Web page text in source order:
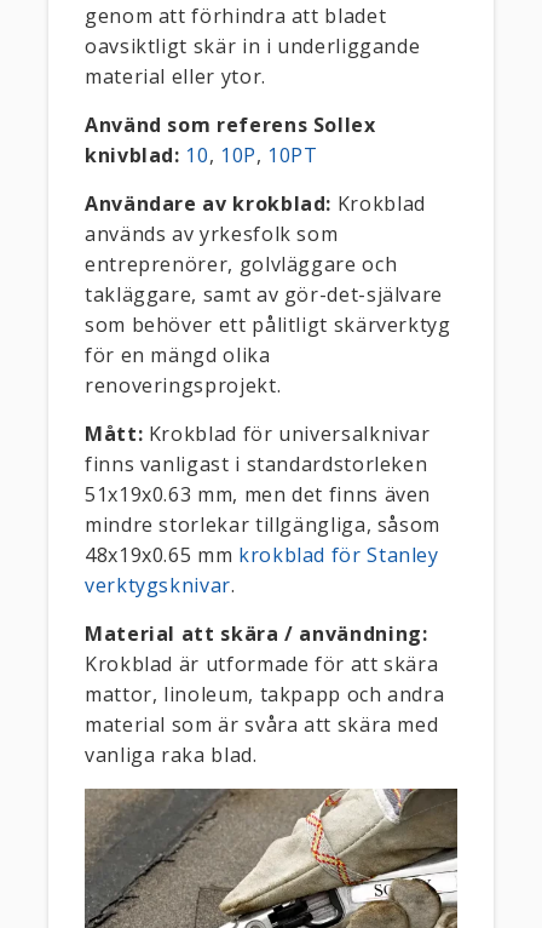
genom att förhindra att bladet
oavsiktligt skär in i underliggande
material eller ytor.
Använd som referens Sollex
knivblad: 10, 10P, 10PT
Användare av krokblad: Krokblad
används av yrkesfolk som
entreprenörer, golvläggare och
takläggare, samt av gör-det-självare
som behöver ett pålitligt skärverktyg
för en mängd olika
renoveringsprojekt.
Mått: Krokblad för universalknivar
finns vanligast i standardstorleken
51x19x0.63 mm, men det finns även
mindre storlekar tillgängliga, såsom
48x19x0.65 mm krokblad för Stanley
verktygsknivar.
Material att skära / användning:
Krokblad är utformade för att skära
mattor, linoleum, takpapp och andra
material som är svåra att skära med
vanliga raka blad.